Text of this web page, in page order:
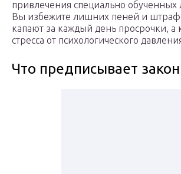
привлечения специально обученных
Вы избежите лишних пеней и
капают за каждый день просрочки,
стресса от психологического
Что предписывает закон